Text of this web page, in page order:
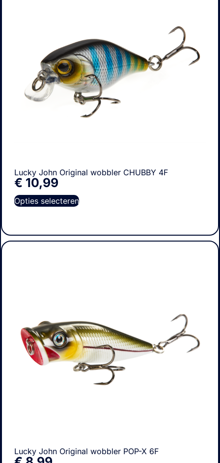
Lucky John Original wobbler CHUBBY 4F
€ 10,99
Opties selecteren
Lucky John Original wobbler POP-X 6F